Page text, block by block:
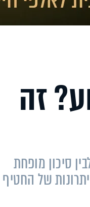
זה
סיכון מופחת
היתרונות של החטיף